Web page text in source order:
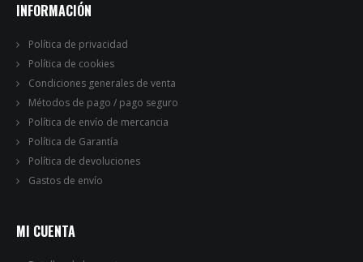
INFORMACIÓN
Política de privacidad
Política de cookies
Condiciones generales de venta
Métodos de pago / pago seguro
Política de envío de mercancia
Política de Garantía
Política de devoluciones
Gastos de envío
MI CUENTA